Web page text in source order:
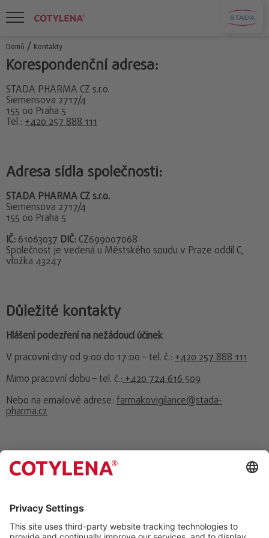
Domů / Kontakty
Korespondenční adresa:
STADA PHARMA CZ s.r.o.
Siemensova 2717/4
155 00 Praha 5
Tel.: +420 257 888 111
Adresa sídla společnosti:
STADA PHARMA CZ s.r.o.
Siemensova 2717/4
155 00 Praha 5
IČ: 61063037 DIČ: CZ699007068
Společnost je vedená u Městského soudu v Praze oddíl C,
vložka 43247
Důležité kontakty
Hlášení podezření na nežádoucí účinek
V pracovní dny od 9:00 do 17:00 – tel. č.: +420 257 888 111
Mimo pracovní dobu – tel. č.: +420 724 616 509
Nebo na emailové adrese: farmakovigilance@stada-
pharma.cz
HLAVNÍ PRODUKTY
COTYLENA vaginální tablety
COTYLENA krém
KE STAŽENÍ
Příbalový leták - Cotylena 100 mg vaginální tablety